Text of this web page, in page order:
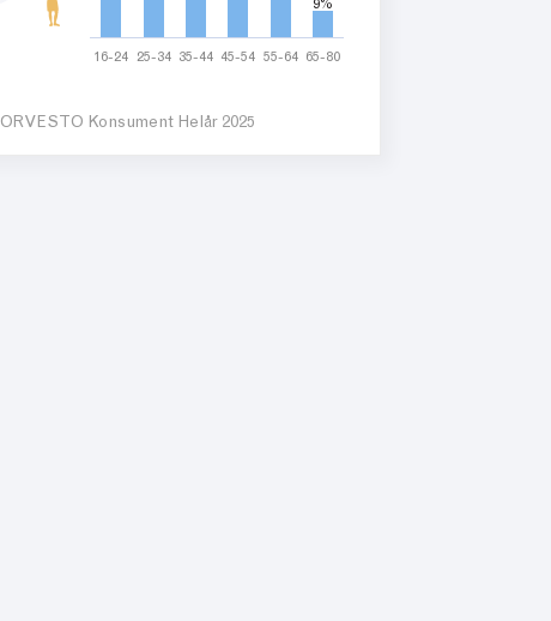
9%
9%
16-24 25-34 35-44 45-54 55-64 65-80
ORVESTO Konsument Helår 2025